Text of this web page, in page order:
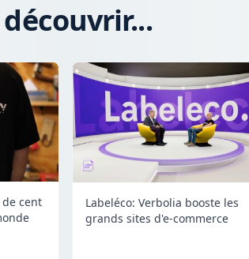
de cent
Labeléco: Verbolia booste les
grands sites d'e-commerce